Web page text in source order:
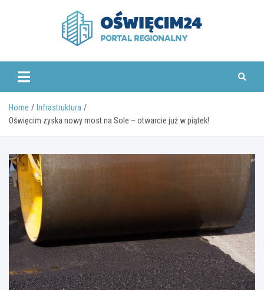
www.oswiecim24.pl
Home
Infrastruktura
Oświęcim zyska nowy most na Sole – otwarcie już w piątek!